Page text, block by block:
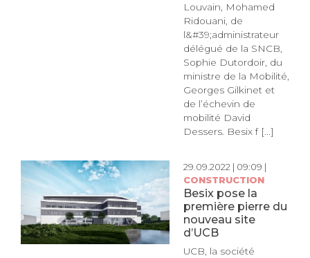
Louvain, Mohamed
Ridouani, de
l&#39;administrateur
délégué de la SNCB,
Sophie Dutordoir, du
ministre de la Mobilité,
Georges Gilkinet et
de l’échevin de
mobilité David
Dessers. Besix f [...]
29.09.2022 | 09:09 |
CONSTRUCTION
Besix pose la
première pierre du
nouveau site
d’UCB
UCB, la société